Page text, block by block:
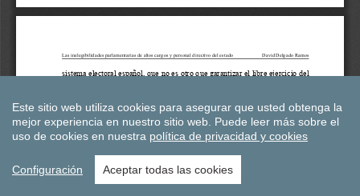
Este sitio web utiliza cookies para asegurar que usted obtenga la
mejor experiencia en nuestro sitio web. Puede leer más sobre el
uso de cookies en nuestra política de privacidad y cookies
Configuración Aceptar todas las cookies